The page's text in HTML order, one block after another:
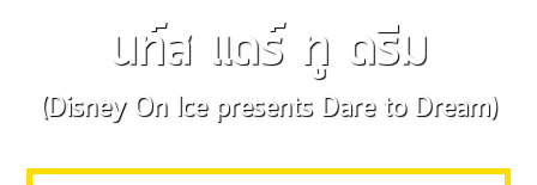
นท์ส แดร์ ทู ดรีม
(Disney On Ice presents Dare to Dream)